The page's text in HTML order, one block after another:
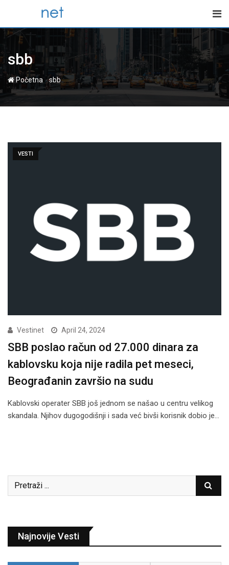
content
sbb
Početna -sbb
VESTI
Vestinet April 24, 2024
SBB poslao račun od 27.000 dinara za
kablovsku koja nije radila pet meseci,
Beograđanin završio na sudu
Kablovski operater SBB još jednom se našao u centru velikog
skandala. Njihov dugogodišnji i sada već bivši korisnik dobio je…
Najnovije Vesti